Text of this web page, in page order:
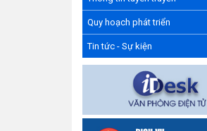
Quy hoạch phát triển
Tin tức - Sự kiện